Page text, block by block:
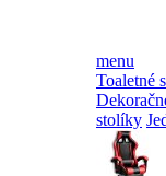
menu
Toaletné
stolíky